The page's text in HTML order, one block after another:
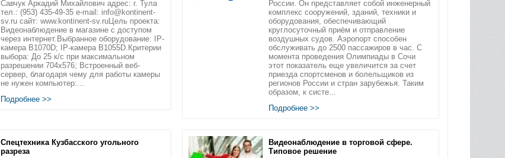
Савчук Аркадий Михайлович адрес: г. Тула
тел.: (953) 435-49-35 e-mail: info@kontinent-
sv.ru сайт: www.kontinent-sv.ruЦель проекта:
Видеонаблюдение в магазине с доступом
через интернет.Выбранное оборудование: IP-
камера B1070D; IP-камера B1055D.Критерии
выбора: До 25 к/с при максимальном
разрешении 704х576; Встроенный веб-
сервер, благодаря чему для работы камеры
не нужен компьютер:...
Подробнее >>
России. Он представляет собой инженерный
комплекс сооружений, зданий, техники и
оборудования, обеспечивающий
круглосуточный приём и отправление
воздушных судов. Аэропорт способен
обслуживать до 2500 пассажиров в час. С
момента проведения Олимпиады в Сочи
этот показатель еще увеличится за счет
приезда спортсменов и болельщиков из
регионов России и стран зарубежья. Таким
образом, к систе...
Подробнее >>
Спецтехника Кузбасского угольного
разреза
Видеонаблюдение в торговой сфере.
Типовое решение